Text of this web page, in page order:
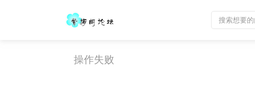
操作失败